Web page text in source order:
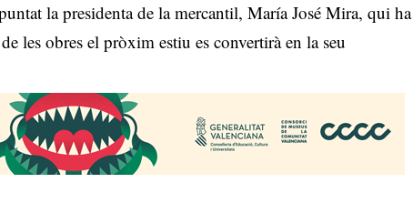
la presidenta de la mercantil, María José Mira, qui ha
les obres el pròxim estiu es convertirà en la seu